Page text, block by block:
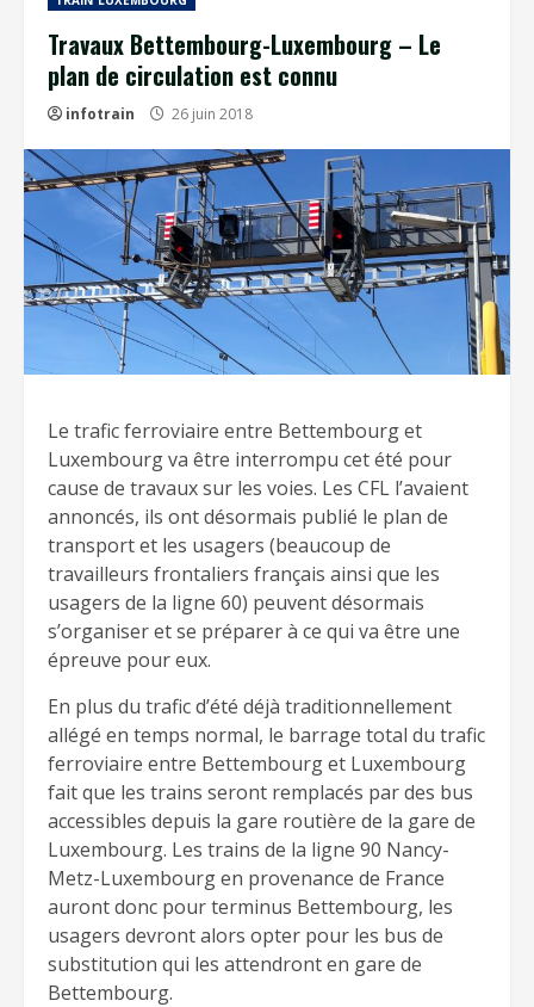
Travaux Bettembourg-Luxembourg – Le
plan de circulation est connu
infotrain 26 juin 2018
Le trafic ferroviaire entre Bettembourg et
Luxembourg va être interrompu cet été pour
cause de travaux sur les voies. Les CFL l’avaient
annoncés, ils ont désormais publié le plan de
transport et les usagers (beaucoup de
travailleurs frontaliers français ainsi que les
usagers de la ligne 60) peuvent désormais
s’organiser et se préparer à ce qui va être une
épreuve pour eux.
En plus du trafic d’été déjà traditionnellement
allégé en temps normal, le barrage total du trafic
ferroviaire entre Bettembourg et Luxembourg
fait que les trains seront remplacés par des bus
accessibles depuis la gare routière de la gare de
Luxembourg. Les trains de la ligne 90 Nancy-
Metz-Luxembourg en provenance de France
auront donc pour terminus Bettembourg, les
usagers devront alors opter pour les bus de
substitution qui les attendront en gare de
Bettembourg.